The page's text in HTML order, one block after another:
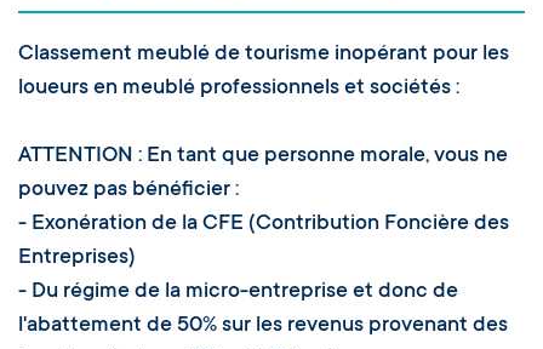
Classement meublé de tourisme inopérant pour les
loueurs en meublé professionnels et sociétés :
ATTENTION : En tant que personne morale, vous ne
pouvez pas bénéficier :
- Exonération de la CFE (Contribution Foncière des
Entreprises)
- Du régime de la micro-entreprise et donc de
l'abattement de 50% sur les revenus provenant des